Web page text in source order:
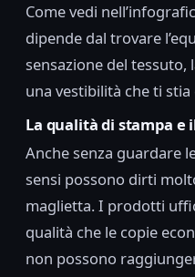
Come vedi
dipende dal trovare
sensazione del tessuto,
una vestibilità che ti
La qualità di stampa e
Anche senza guardare
sensi possono dirti
maglietta. I prodotti
qualità che le copie
non possono